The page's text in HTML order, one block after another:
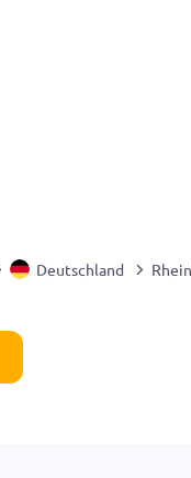
Deutschland